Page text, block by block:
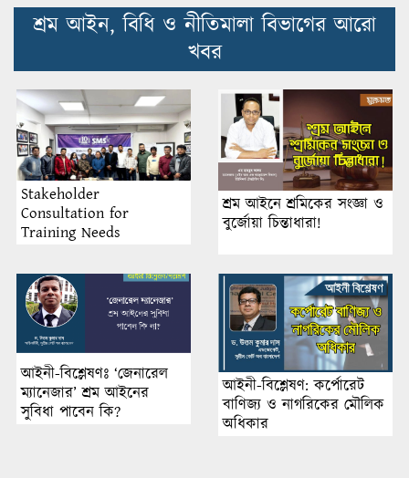
শ্রম আইন, বিধি ও নীতিমালা বিভাগের আরো
খবর
Stakeholder
Consultation for
Training Needs
Dhaka by Sustainable
Management System Inc.
শ্রম আইনে শ্রমিকের সংজ্ঞা ও
বুর্জোয়া চিন্তাধারা!
আইনী-বিশ্লেষণঃ ‘জেনারেল
ম্যানেজার’ শ্রম আইনের
সুবিধা পাবেন কি?
আইনী-বিশ্লেষণ: কর্পোরেট
বাণিজ্য ও নাগরিকের মৌলিক
অধিকার